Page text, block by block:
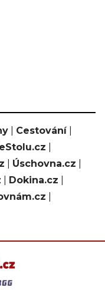
Cestování|
Úschovna.cz
Dokina.cz